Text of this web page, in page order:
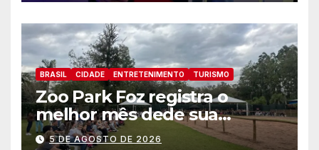
BRASIL CIDADE ENTRETENIMENTO TURISMO
Zoo Park Foz registra o
melhor mês dede sua
inauguração
5 DE AGOSTO DE 2026